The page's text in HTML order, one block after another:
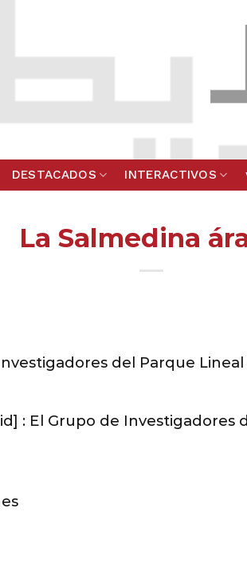
DESTACADOS INTERACTIVOS
La Salmedina
del Parque
: El Grupo de